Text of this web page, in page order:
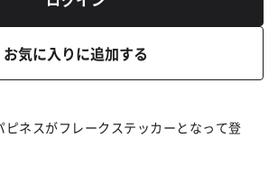
お気に入りに追加する
ピネスがフレークステッカーとなって登